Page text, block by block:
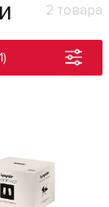
2 товара